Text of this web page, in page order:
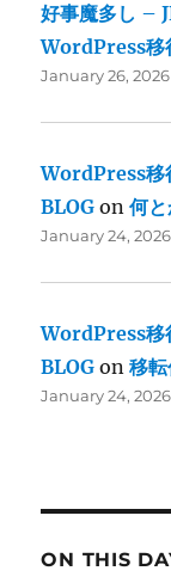
好事魔多し –
WordPress移
January 26, 2026
WordPress移
BLOG on何
January 24, 2026
WordPress移
BLOG on移
January 24, 2026
ON THIS